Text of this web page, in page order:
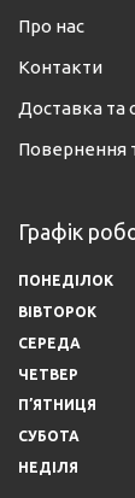
Про нас
Контакти
Доставка та
Повернення
Графік
ПОНЕДІЛОК
ВІВТОРОК
СЕРЕДА
ЧЕТВЕР
ПʼЯТНИЦЯ
СУБОТА
НЕДІЛЯ